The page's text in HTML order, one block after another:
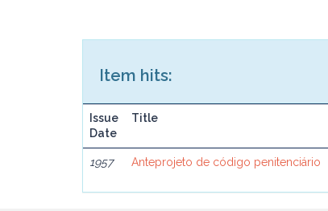
Item hits:
Issue
Date
Title
1957 Anteprojeto de código penitenciário